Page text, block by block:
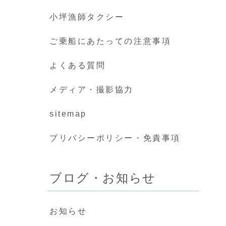
小坪漁師タクシー
ご乗船にあたっての注意事項
よくある質問
メディア・撮影協力
sitemap
プリバシーポリシー・免責事項
ブログ・お知らせ
お知らせ